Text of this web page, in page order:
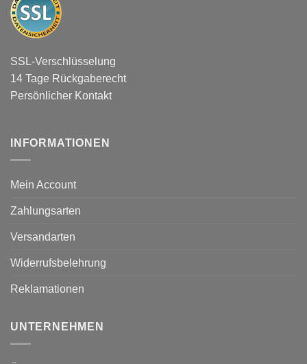
SSL-Verschlüsselung
14 Tage Rückgaberecht
Persönlicher Kontakt
INFORMATIONEN
Mein Account
Zahlungsarten
Versandarten
Widerrufsbelehrung
Reklamationen
UNTERNEHMEN